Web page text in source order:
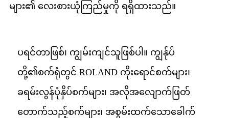
များ၏ လေးစားယုံကြည်မှုကို ရရှိထားသည်။
ပရင်တာဖြစ်၊ ကျွမ်းကျင်သူဖြစ်ပါ။ ကျွန်ုပ်
တို့၏စက်ရုံတွင် ROLAND ကိုးရောင်စက်များ၊
ခရမ်းလွန်ပုံနှိပ်စက်များ၊ အလိုအလျောက်ဖြတ်
တောက်သည့်စက်များ၊ အစွမ်းထက်သောခေါက်